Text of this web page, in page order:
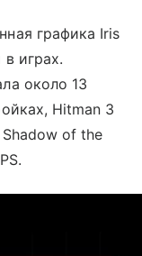
графика Iris
играх.
около 13
Hitman 3
Shadow of the